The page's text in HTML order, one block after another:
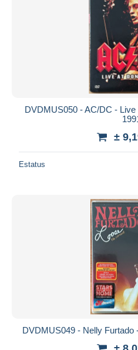
DVDMUS050 - AC/DC -
±
Estatus
DVDMUS049 - Nelly Furtado